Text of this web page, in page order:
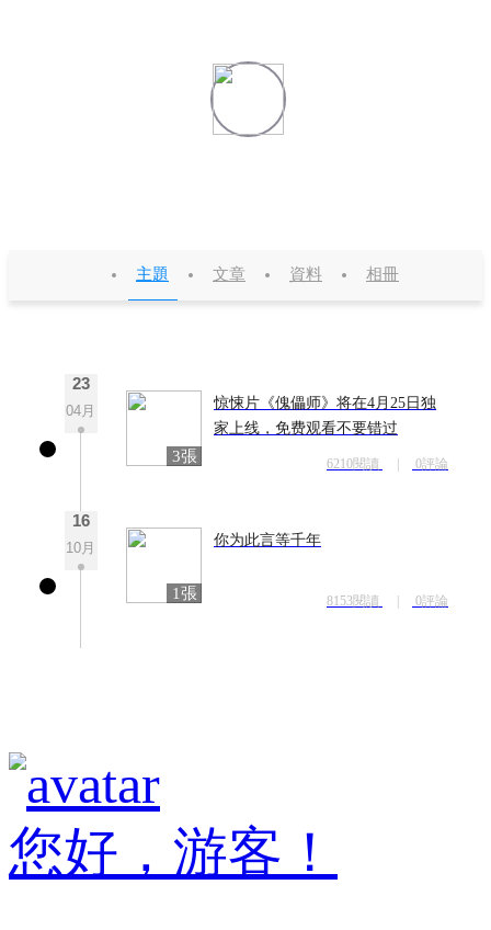
主題 文章 資料 相冊
3張
惊悚片《傀儡师》将在4月25日独
家上线，免费观看不要错过
6210閱讀 0評論
23
04月
1張
你为此言等千年
8153閱讀 0評論
16
10月
您好，游客！